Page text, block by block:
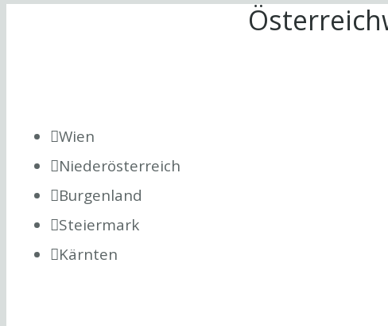
Wien
Niederösterreich
Burgenland
Steiermark
Kärnten